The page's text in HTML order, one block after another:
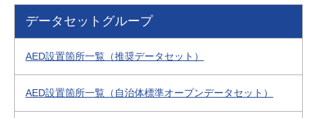
データセットグループ
AED設置箇所一覧（推奨データセット）
AED設置箇所一覧（自治体標準オープンデータセット）